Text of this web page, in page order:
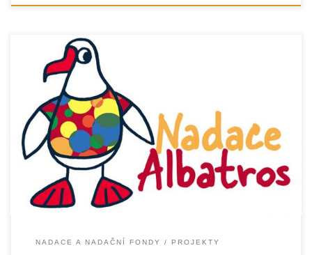
Druhým rokem realizuje organizace EUROTOPIA.CZ projekt
zaměřený na podporu dětí od 0 do 8 let ze sociokulturně
znevýhodněného prostředí a jejich […]
NADACE A NADAČNÍ FONDY PROJEKTY